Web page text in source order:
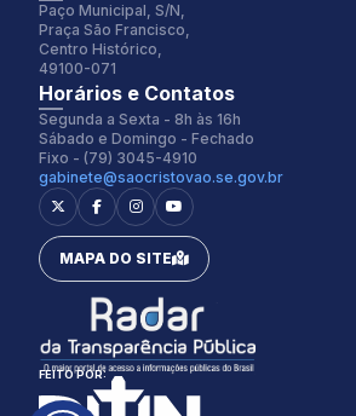
Inter
Espaçamento Fonte:
0px
Alterar Tema:
Claro
Paço Municipal, S/N,
Praça São Francisco,
Centro Histórico,
49100-071
Horários e Contatos
Segunda a Sexta - 8h às 16h
Sábado e Domingo - Fechado
Fixo - (79) 3045-4910
gabinete@saocristovao.se.gov.br
MAPA DO SITE
FEITO POR: